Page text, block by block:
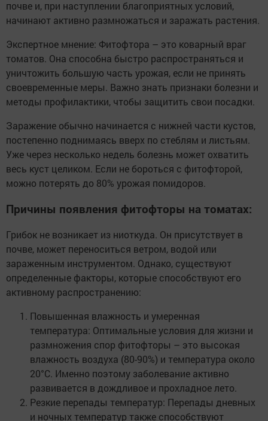
почве и, при наступлении благоприятных условий,
начинают активно размножаться и заражать растения.
Экспертное мнение: Фитофтора – это коварный враг
томатов. Она способна быстро распространяться и
уничтожить большую часть урожая, если не принять
своевременные меры. Важно знать признаки болезни и
методы профилактики, чтобы защитить свои посадки.
Заражение обычно начинается с нижней части кустов,
постепенно поднимаясь вверх по стеблям и листьям.
Уже через несколько недель болезнь может охватить
весь куст целиком. Если не бороться с фитофторой,
можно потерять до 80% урожая помидоров.
Причины появления фитофторы на томатах:
Грибок не возникает из ниоткуда. Он присутствует в
почве, может переноситься ветром, водой или
зараженным инструментом. Однако, существуют
определенные факторы, которые способствуют его
активному распространению:
Повышенная влажность и умеренная
температура: Оптимальные условия для жизни и
размножения спор фитофторы – это высокая
влажность воздуха (80-90%) и температура около
20°С. Именно поэтому заболевание активно
развивается в дождливое и прохладное лето.
Резкие перепады температур: Перепады дневных
и ночных температур также способствуют